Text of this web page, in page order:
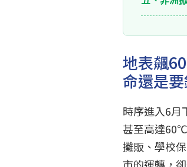
地表飆
命還是要
時序進入6月
甚至高達
攤販、學校
市的運轉，